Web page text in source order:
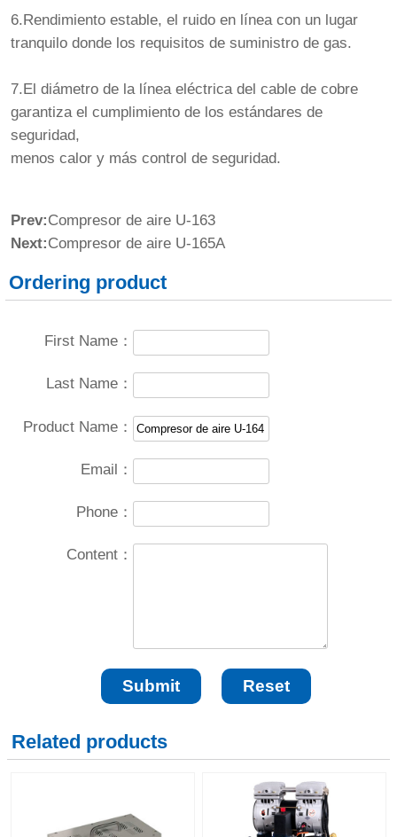
6.Rendimiento estable, el ruido en línea con un lugar
tranquilo donde los requisitos de suministro de gas.
7.El diámetro de la línea eléctrica del cable de cobre
garantiza el cumplimiento de los estándares de
seguridad,
menos calor y más control de seguridad.
Prev:Compresor de aire U-163
Next:Compresor de aire U-165A
Ordering product
First Name：
Last Name：
Product Name：
Email：
Phone：
Content：
Related products